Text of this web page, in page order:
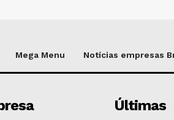
Mega Menu Notícias empresas
Últimas